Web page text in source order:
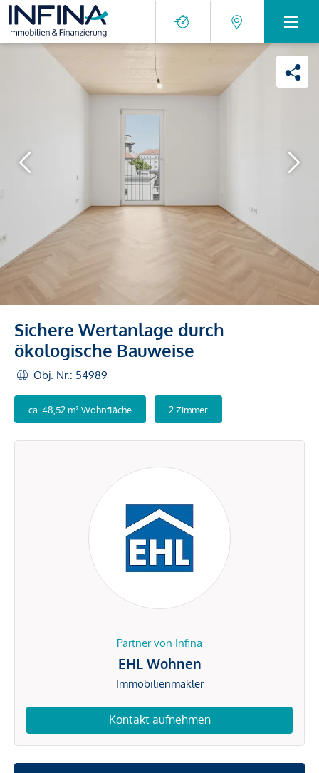
Sichere Wertanlage durch
ökologische Bauweise
Obj. Nr.: 54989
ca. 48,52 m² Wohnfläche 2 Zimmer
Partner von Infina
EHL Wohnen
Immobilienmakler
Kontakt aufnehmen